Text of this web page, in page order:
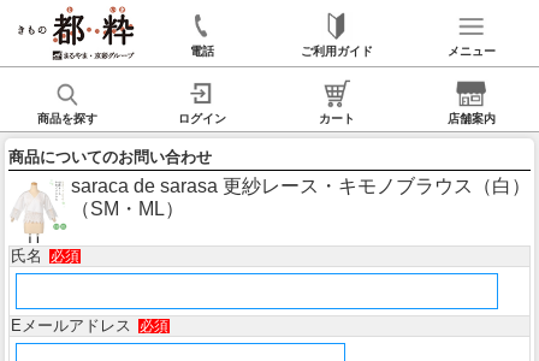
電話 ご利用ガイド メニュー
商品を探す ログイン カート 店舗案内
商品についてのお問い合わせ
saraca de sarasa 更紗レース・キモノブラウス（白）
（SM・ML）
氏名 必須
Eメールアドレス 必須